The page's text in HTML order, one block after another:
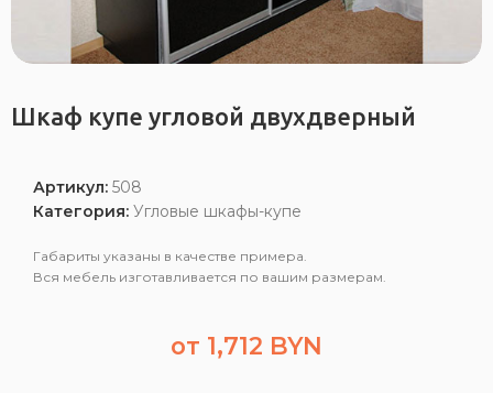
Шкаф купе угловой двухдверный
Артикул:508
Категория: Угловые шкафы-купе
Габариты указаны в качестве примера.
Вся мебель изготавливается по вашим размерам.
от 1,712 BYN